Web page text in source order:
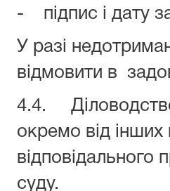
- підпис і дату
У разі
відмовити в
4.4.
окремо від інших
відповідального
суду.